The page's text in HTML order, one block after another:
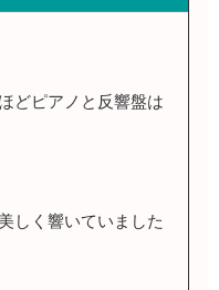
どピアノと反響盤は
しく響いていました